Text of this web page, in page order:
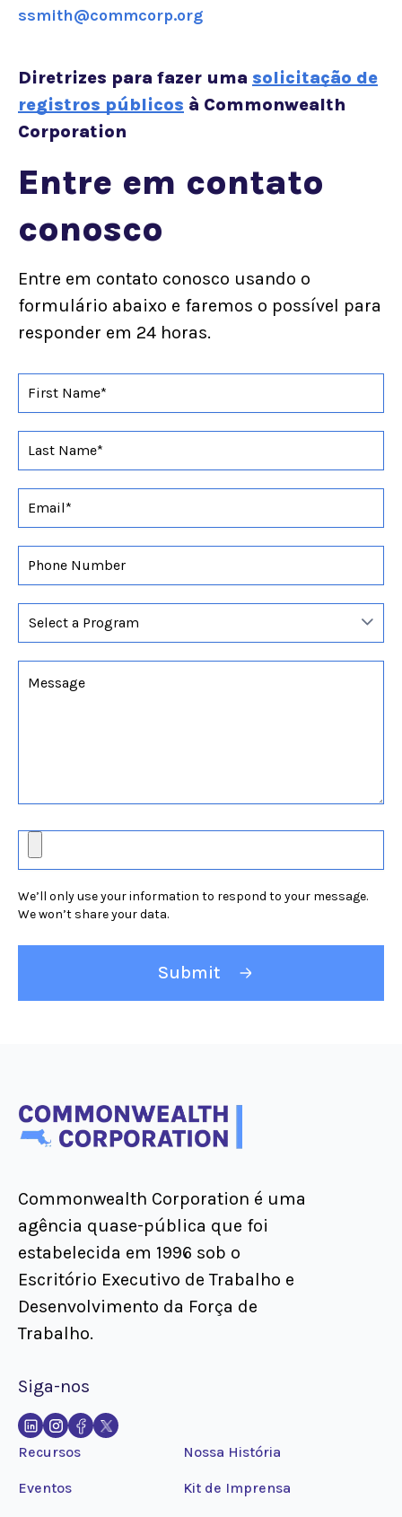
ssmith@commcorp.org
Diretrizes para fazer uma solicitação de
registros públicos à Commonwealth
Corporation
Entre em contato
conosco
Entre em contato conosco usando o
formulário abaixo e faremos o possível para
responder em 24 horas.
e
o
d
We’ll only use your information to respond to your message.
We won’t share your data.
Commonwealth Corporation é uma
agência quase-pública que foi
estabelecida em 1996 sob o
Escritório Executivo de Trabalho e
Desenvolvimento da Força de
Trabalho.
Siga-nos
Recursos
Eventos
Nossa História
Kit de Imprensa